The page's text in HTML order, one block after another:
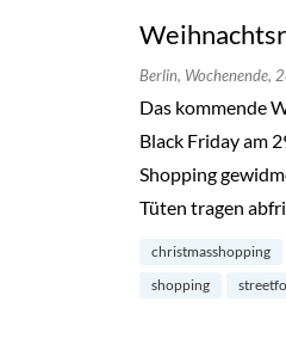
Berlin, Wochenende,
Das kommende
Black Friday am
Shopping
Tüten tragen
christmasshopping
shopping